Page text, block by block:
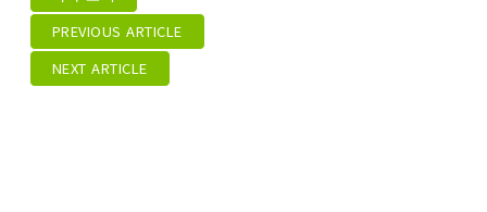
PREVIOUS ARTICLE
NEXT ARTICLE